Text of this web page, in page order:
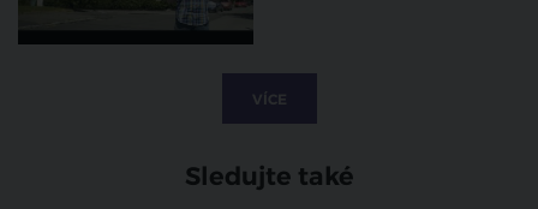
VÍCE
Sledujte také